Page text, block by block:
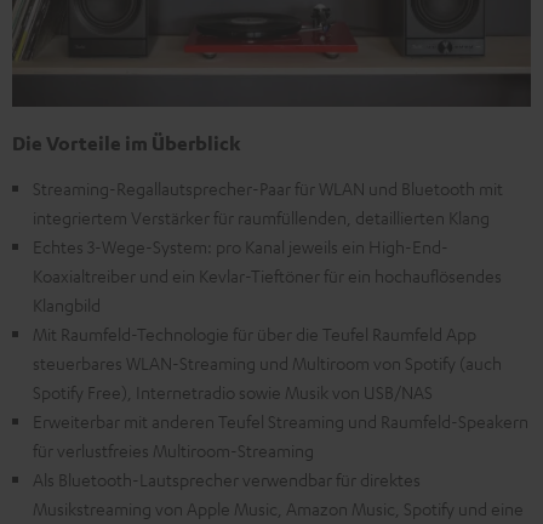
Die Vorteile im Überblick
Streaming-Regallautsprecher-Paar für WLAN und Bluetooth mit
integriertem Verstärker für raumfüllenden, detaillierten Klang
Echtes 3-Wege-System: pro Kanal jeweils ein High-End-
Koaxialtreiber und ein Kevlar-Tieftöner für ein hochauflösendes
Klangbild
Mit Raumfeld-Technologie für über die Teufel Raumfeld App
steuerbares WLAN-Streaming und Multiroom von Spotify (auch
Spotify Free), Internetradio sowie Musik von USB/NAS
Erweiterbar mit anderen Teufel Streaming und Raumfeld-Speakern
für verlustfreies Multiroom-Streaming
Als Bluetooth-Lautsprecher verwendbar für direktes
Musikstreaming von Apple Music, Amazon Music, Spotify und eine